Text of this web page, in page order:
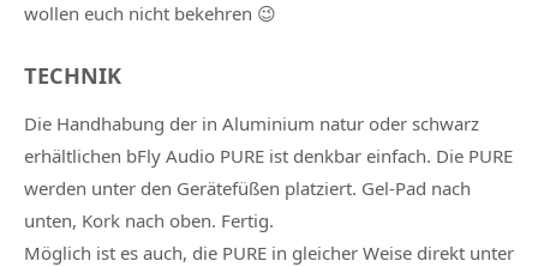
wollen euch nicht bekehren 😉
TECHNIK
Die Handhabung der in Aluminium natur oder schwarz
erhältlichen bFly Audio PURE ist denkbar einfach. Die PURE
werden unter den Gerätefüßen platziert. Gel-Pad nach
unten, Kork nach oben. Fertig.
Möglich ist es auch, die PURE in gleicher Weise direkt unter